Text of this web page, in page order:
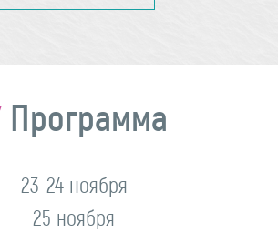
Программа
23-24 ноября
25 ноября